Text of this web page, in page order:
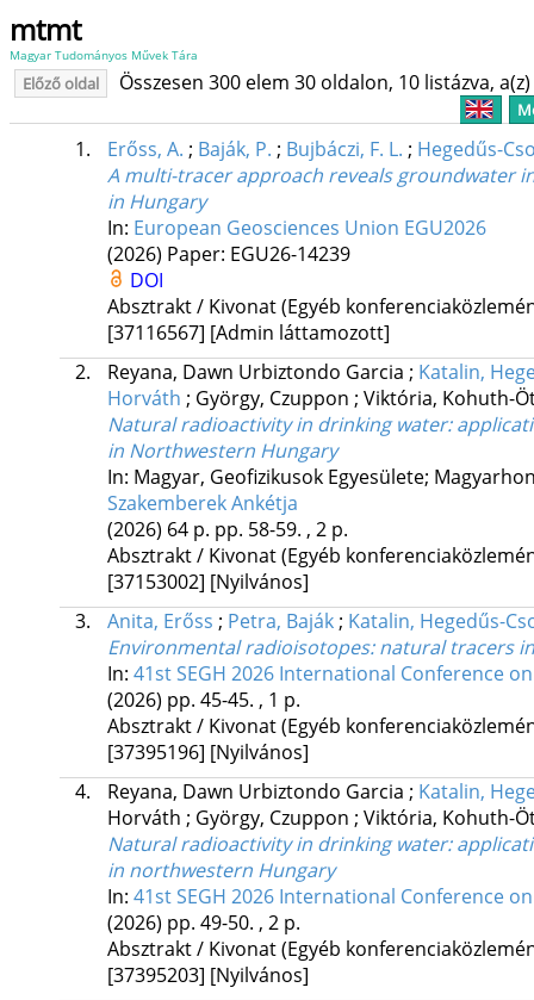
mtmt
Magyar Tudományos Művek Tára
Előző oldal Összesen 300 elem 30 oldalon, 10 listázva,
1. Erőss, A. ; Baják, P. ; Bujbáczi, F. L. ; Hegedűs-
A multi-tracer approach reveals groundwater
in Hungary
In: European Geosciences Union EGU2026
(2026) Paper: EGU26-14239
DOI
Absztrakt / Kivonat (Egyéb
[37116567] [Admin láttamozott]
2.
Reyana, Dawn Urbiztondo Garcia ; Katalin,
Horváth ; György, Czuppon ; Viktória, Kohuth-
Natural radioactivity in drinking water:
in Northwestern Hungary
In: Magyar, Geofizikusok Egyesülete;
Szakemberek Ankétja
(2026) 64 p. pp. 58-59. , 2 p.
Absztrakt / Kivonat (Egyéb
[37153002] [Nyilvános]
3.
Anita, Erőss ; Petra, Baják; Katalin, Hegedűs-
Environmental radioisotopes: natural tracers
In: 41st SEGH 2026 International Conference
(2026) pp. 45-45. , 1 p.
Absztrakt / Kivonat (Egyéb
[37395196] [Nyilvános]
4.
Reyana, Dawn Urbiztondo Garcia ; Katalin,
Horváth ; György, Czuppon ; Viktória, Kohuth-
Natural radioactivity in drinking water:
in northwestern Hungary
In: 41st SEGH 2026 International Conference
(2026) pp. 49-50. , 2 p.
Absztrakt / Kivonat (Egyéb
[37395203] [Nyilvános]